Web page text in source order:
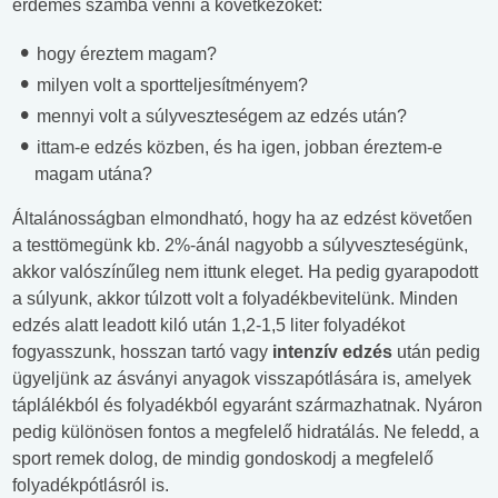
érdemes számba venni a következőket:
hogy éreztem magam?
milyen volt a sportteljesítményem?
mennyi volt a súlyveszteségem az edzés után?
ittam-e edzés közben, és ha igen, jobban éreztem-e
magam utána?
Általánosságban elmondható, hogy ha az edzést követően
a testtömegünk kb. 2%-ánál nagyobb a súlyveszteségünk,
akkor valószínűleg nem ittunk eleget. Ha pedig gyarapodott
a súlyunk, akkor túlzott volt a folyadékbevitelünk. Minden
edzés alatt leadott kiló után 1,2-1,5 liter folyadékot
fogyasszunk, hosszan tartó vagy intenzív edzés után pedig
ügyeljünk az ásványi anyagok visszapótlására is, amelyek
táplálékból és folyadékból egyaránt származhatnak. Nyáron
pedig különösen fontos a megfelelő hidratálás. Ne feledd, a
sport remek dolog, de mindig gondoskodj a megfelelő
folyadékpótlásról is.